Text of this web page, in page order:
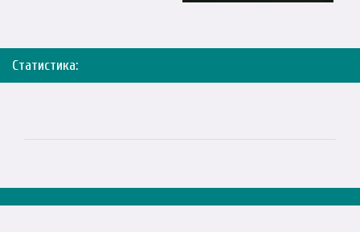
Статистика: